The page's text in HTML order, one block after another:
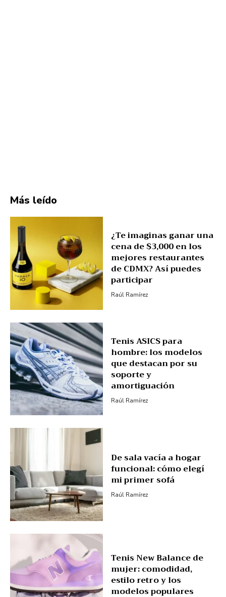
Más leído
¿Te imaginas ganar una
cena de $3,000 en los
mejores restaurantes
de CDMX? Así puedes
participar
Raúl Ramírez
Tenis ASICS para
hombre: los modelos
que destacan por su
soporte y
amortiguación
Raúl Ramírez
De sala vacía a hogar
funcional: cómo elegí
mi primer sofá
Raúl Ramírez
Tenis New Balance de
mujer: comodidad,
estilo retro y los
modelos populares